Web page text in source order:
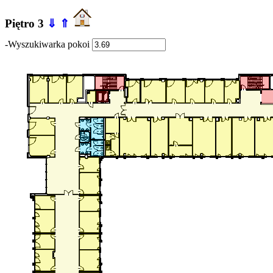
Piętro 3 ⇓ ⇑
-Wyszukiwarka pokoi